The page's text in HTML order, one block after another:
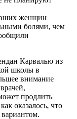
женщин
болями, чем
Карвалью из
школы в
внимание
продлить
оказалось, что